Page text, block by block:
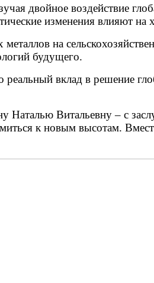
двойное воздействие
изменения влияют на
на
будущего.
вклад в решение
Наталью Витальевну – с
к новым высотам.